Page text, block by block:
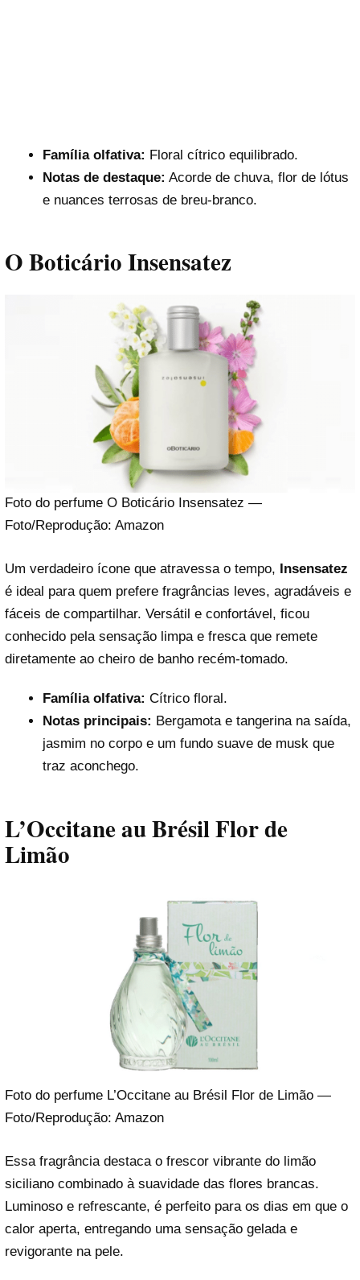
Família olfativa: Floral cítrico equilibrado.
Notas de destaque: Acorde de chuva, flor de lótus
e nuances terrosas de breu-branco.
O Boticário Insensatez
Foto do perfume O Boticário Insensatez —
Foto/Reprodução: Amazon
Um verdadeiro ícone que atravessa o tempo, Insensatez
é ideal para quem prefere fragrâncias leves, agradáveis e
fáceis de compartilhar. Versátil e confortável, ficou
conhecido pela sensação limpa e fresca que remete
diretamente ao cheiro de banho recém-tomado.
Família olfativa: Cítrico floral.
Notas principais: Bergamota e tangerina na saída,
jasmim no corpo e um fundo suave de musk que
traz aconchego.
L’Occitane au Brésil Flor de
Limão
Foto do perfume L’Occitane au Brésil Flor de Limão —
Foto/Reprodução: Amazon
Essa fragrância destaca o frescor vibrante do limão
siciliano combinado à suavidade das flores brancas.
Luminoso e refrescante, é perfeito para os dias em que o
calor aperta, entregando uma sensação gelada e
revigorante na pele.